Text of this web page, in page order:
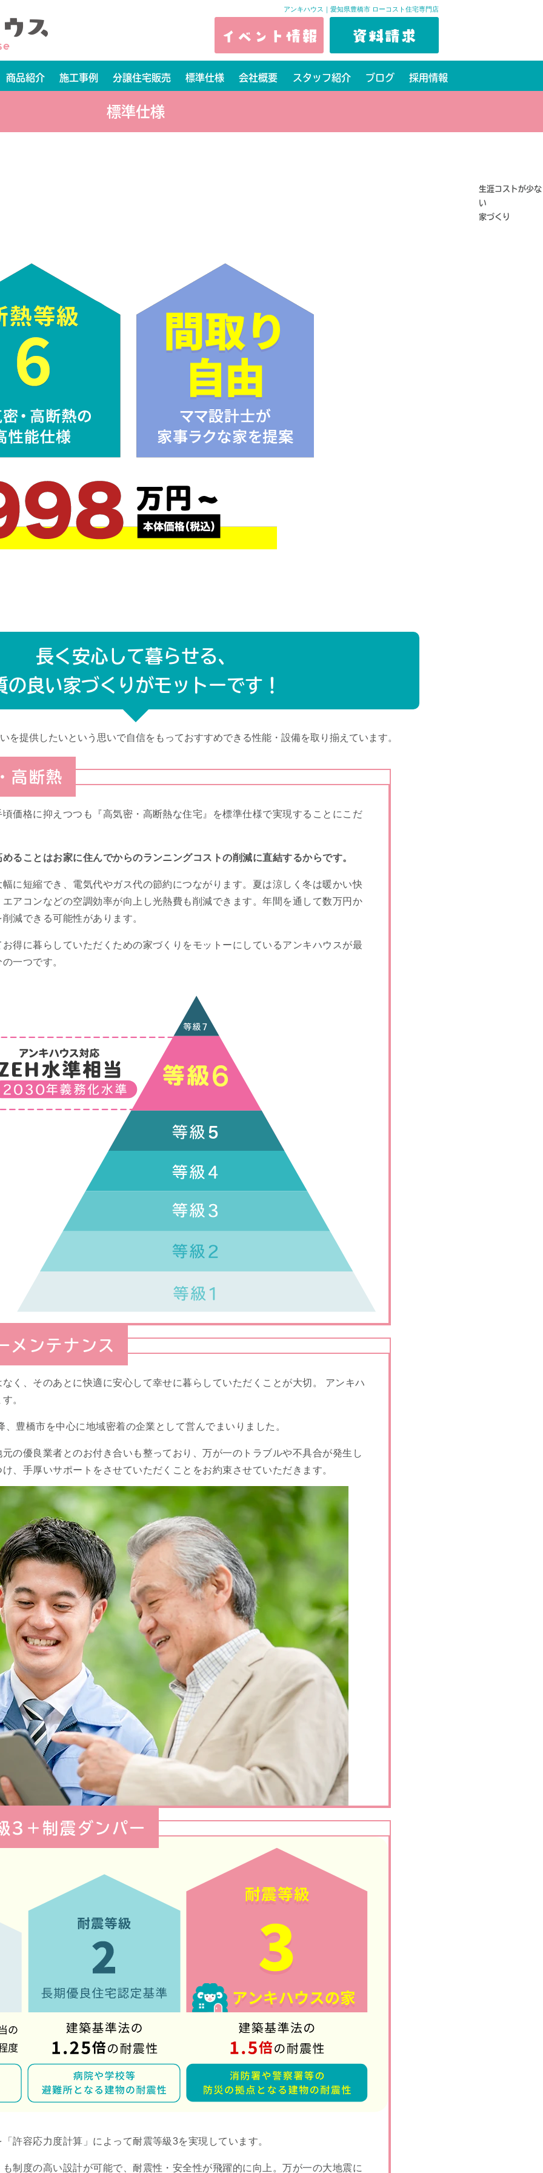
アンキハウス｜愛知県豊橋市 ローコスト住宅専門店
商品紹介 施工事例 分譲住宅販売 標準仕様 会社概要 スタッフ紹介 ブログ 採用情報
標準仕様
生涯コストが少な
い
家づくり
長く安心して暮らせる、
の良い家づくりがモットーです！
を提供したいという思いで自信をもっておすすめできる性能・設備を取り揃えています。
高断熱
価格に抑えつつも『高気密・高断熱な住宅』を標準仕様で実現することにこだ
ることはお家に住んでからのランニングコストの削減に直結するからです。
に短縮でき、電気代やガス代の節約につながります。夏は涼しく冬は暖かい快
アコンなどの空調効率が向上し光熱費も削減できます。年間を通して数万円か
減できる可能性があります。
得に暮らしていただくための家づくりをモットーにしているアンキハウスが最
一つです。
メンテナンス
く、そのあとに快適に安心して幸せに暮らしていただくことが大切。 アンキハ
。
豊橋市を中心に地域密着の企業として営んでまいりました。
の優良業者とのお付き合いも整っており、万が一のトラブルや不具合が発生し
、手厚いサポートをさせていただくことをお約束させていただきます。
3＋制震ダンパー
許容応力度計算」によって耐震等級3を実現しています。
制度の高い設計が可能で、耐震性・安全性が飛躍的に向上。万が一の大地震に